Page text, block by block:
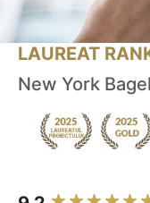
LAUREAT
New York